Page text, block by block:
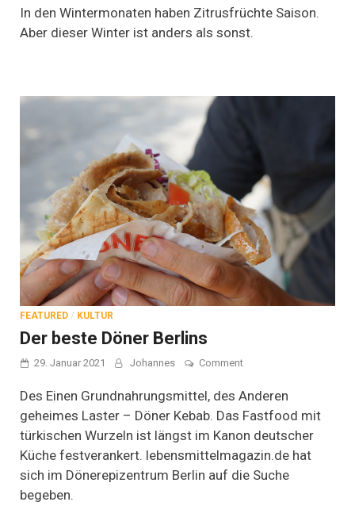
Wenn
das
In den Wintermonaten haben Zitrusfrüchte Saison.
Aber dieser Winter ist anders als sonst.
FEATURED / KULTUR
Der beste Döner Berlins
29. Januar 2021 Johannes Commenton
beste
Berlins
Des Einen Grundnahrungsmittel, des Anderen
geheimes Laster – Döner Kebab. Das Fastfood mit
türkischen Wurzeln ist längst im Kanon deutscher
Küche festverankert. lebensmittelmagazin.de hat
sich im Dönerepizentrum Berlin auf die Suche
begeben.